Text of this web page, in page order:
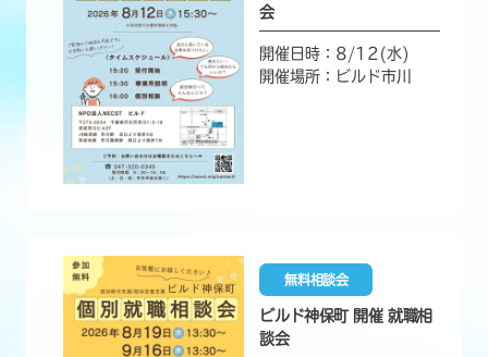
会
開催日時：8/12(水)
開催場所：ビルド市川
無料相談会
ビルド神保町 開催 就職相
談会